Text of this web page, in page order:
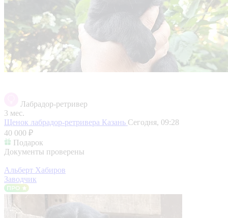
Лабрадор-ретривер
3 мес.
Щенок лабрадор-ретривера Казань Сегодня, 09:28
40 000 ₽
Подарок
Документы проверены
Альберт Хабиров
Заводчик